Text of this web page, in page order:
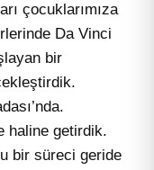
çocuklarımıza
Da Vinci
bir
haline getirdik.
bir süreci geride